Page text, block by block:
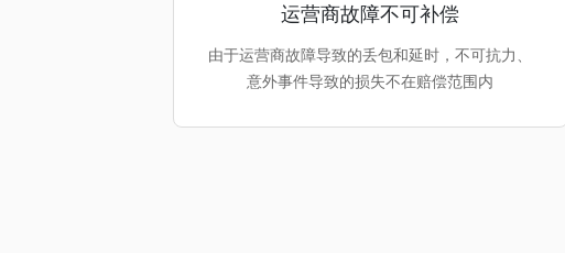
运营商故障不可补偿
由于运营商故障导致的丢包和延时，不可抗力、
意外事件导致的损失不在赔偿范围内